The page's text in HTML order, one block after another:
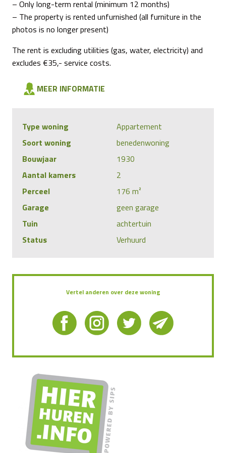
– Only long-term rental (minimum 12 months)
– The property is rented unfurnished (all furniture in the
photos is no longer present)
The rent is excluding utilities (gas, water, electricity) and
excludes €35,- service costs.
MEER INFORMATIE
Type woning
Appartement
Soort woning
benedenwoning
Bouwjaar
1930
Aantal kamers
2
Perceel
176 m²
Garage
geen garage
Tuin
achtertuin
Status
Verhuurd
Vertel anderen over deze woning